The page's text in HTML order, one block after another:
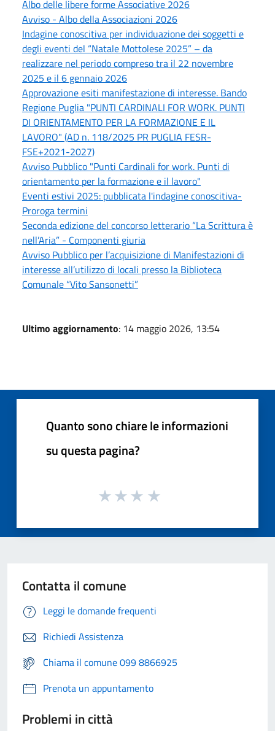
Albo delle libere forme Associative 2026
Avviso - Albo della Associazioni 2026
Indagine conoscitiva per individuazione dei soggetti e
degli eventi del “Natale Mottolese 2025” – da
realizzare nel periodo compreso tra il 22 novembre
2025 e il 6 gennaio 2026
Approvazione esiti manifestazione di interesse. Bando
Regione Puglia "PUNTI CARDINALI FOR WORK. PUNTI
DI ORIENTAMENTO PER LA FORMAZIONE E IL
LAVORO" (AD n. 118/2025 PR PUGLIA FESR-
FSE+2021-2027)
Avviso Pubblico "Punti Cardinali for work. Punti di
orientamento per la formazione e il lavoro"
Eventi estivi 2025: pubblicata l'indagine conoscitiva-
Proroga termini
Seconda edizione del concorso letterario “La Scrittura è
nell’Aria” - Componenti giuria
Avviso Pubblico per l’acquisizione di Manifestazioni di
interesse all’utilizzo di locali presso la Biblioteca
Comunale “Vito Sansonetti”
Ultimo aggiornamento: 14 maggio 2026, 13:54
Quanto sono chiare le informazioni
su questa pagina?
Contatta il comune
Leggi le domande frequenti
Richiedi Assistenza
Chiama il comune 099 8866925
Prenota un appuntamento
Problemi in città